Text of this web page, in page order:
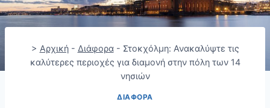
> Αρχική- Διάφορα- Στοκχόλμη: Ανακαλύψτε τις
καλύτερες περιοχές για διαμονή στην πόλη των 14
νησιών
ΔΙΆΦΟΡΑ